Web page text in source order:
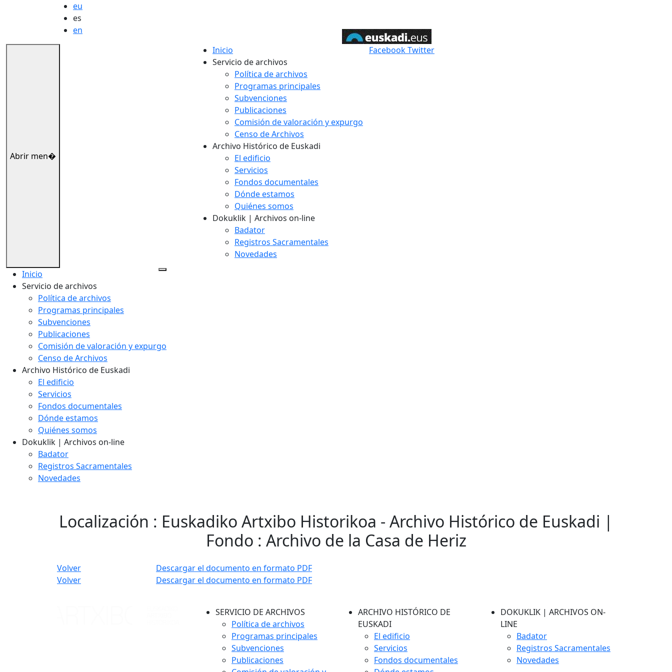
eu
es
en
Abrir men�
Inicio
Servicio de archivos
Política de archivos
Programas principales
Subvenciones
Publicaciones
Comisión de valoración y expurgo
Censo de Archivos
Archivo Histórico de Euskadi
El edificio
Servicios
Fondos documentales
Dónde estamos
Quiénes somos
Dokuklik | Archivos on-line
Badator
Registros Sacramentales
Novedades
FacebookTwitter
Inicio
Servicio de archivos
Política de archivos
Programas principales
Subvenciones
Publicaciones
Comisión de valoración y expurgo
Censo de Archivos
Archivo Histórico de Euskadi
El edificio
Servicios
Fondos documentales
Dónde estamos
Quiénes somos
Dokuklik | Archivos on-line
Badator
Registros Sacramentales
Novedades
Localización : Euskadiko Artxibo Historikoa - Archivo Histórico de Euskadi |
Fondo : Archivo de la Casa de Heriz
Volver
Descargar el documento en formato PDF
Volver
Descargar el documento en formato PDF
SERVICIO DE ARCHIVOS
Política de archivos
Programas principales
Subvenciones
Publicaciones
ARCHIVO HISTÓRICO DE
EUSKADI
El edificio
Servicios
Fondos documentales
DOKUKLIK | ARCHIVOS ON-
LINE
Badator
Registros Sacramentales
Novedades